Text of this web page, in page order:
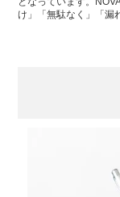
け」「無駄なく」「漏